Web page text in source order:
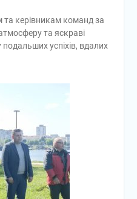
керівникам команд за
та яскраві
успіхів, вдалих